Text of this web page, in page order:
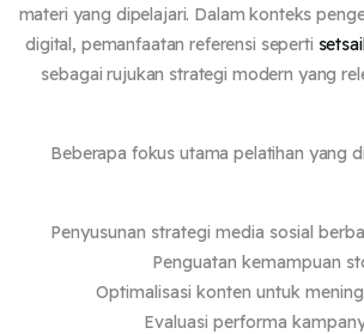
materi yang dipelajari. Dalam konteks
digital, pemanfaatan referensi seperti
sebagai rujukan strategi modern yang
Beberapa fokus utama pelatihan
Penyusunan strategi media sosial
Penguatan
Optimalisasi konten untuk
Evaluasi performa